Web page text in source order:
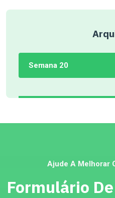
Semana 20
Ajude A Melhorar
Formulário